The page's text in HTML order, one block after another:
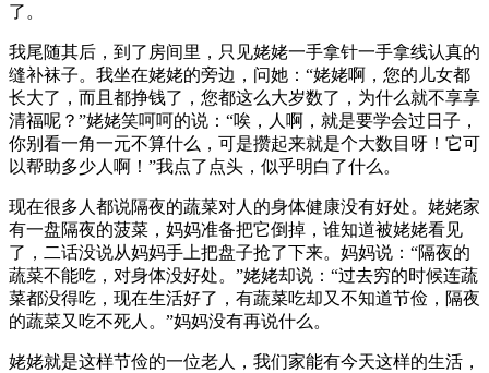
了。
我尾随其后，到了房间里，只见姥姥一手拿针一手拿线认真的
缝补袜子。我坐在姥姥的旁边，问她：“姥姥啊，您的儿女都
长大了，而且都挣钱了，您都这么大岁数了，为什么就不享享
清福呢？”姥姥笑呵呵的说：“唉，人啊，就是要学会过日子，
你别看一角一元不算什么，可是攒起来就是个大数目呀！它可
以帮助多少人啊！”我点了点头，似乎明白了什么。
现在很多人都说隔夜的蔬菜对人的身体健康没有好处。姥姥家
有一盘隔夜的菠菜，妈妈准备把它倒掉，谁知道被姥姥看见
了，二话没说从妈妈手上把盘子抢了下来。妈妈说：“隔夜的
蔬菜不能吃，对身体没好处。”姥姥却说：“过去穷的时候连蔬
菜都没得吃，现在生活好了，有蔬菜吃却又不知道节俭，隔夜
的蔬菜又吃不死人。”妈妈没有再说什么。
姥姥就是这样节俭的一位老人，我们家能有今天这样的生活，